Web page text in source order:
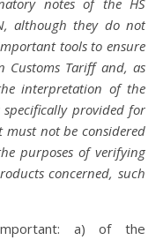
notes of the HS
although they do not
tools to ensure
Tariff and, as
interpretation of the
provided for
must not be considered
purposes of verifying
concerned, such
a) of the